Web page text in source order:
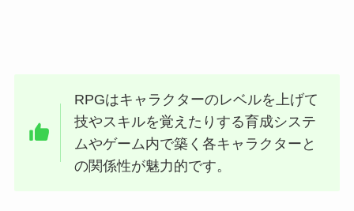
RPGはキャラクターのレベルを上げて
技やスキルを覚えたりする育成システ
ムやゲーム内で築く各キャラクターと
の関係性が魅力的です。